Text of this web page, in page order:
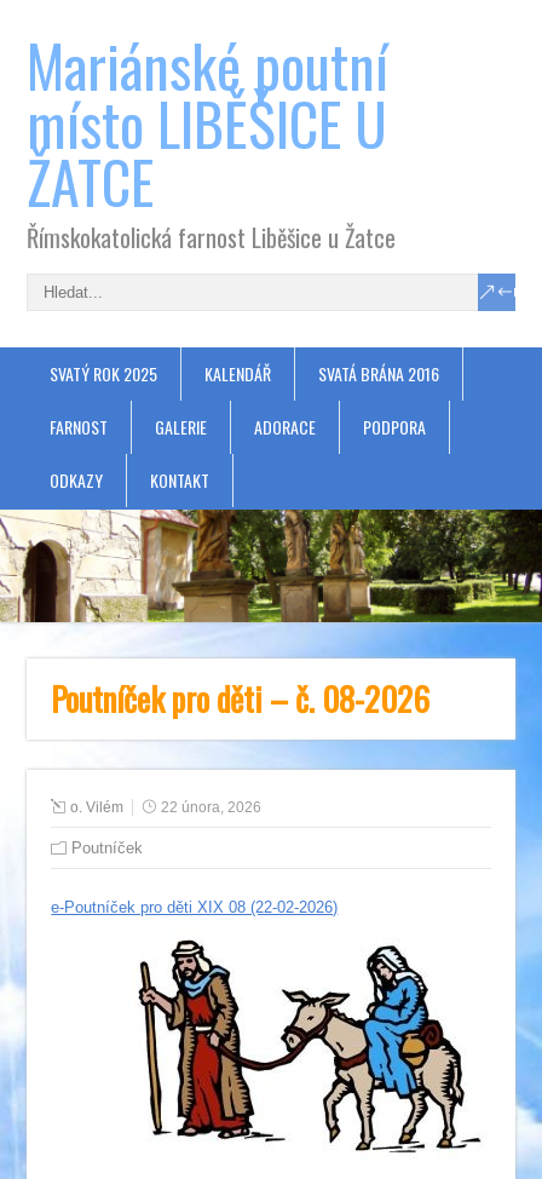
Mariánské poutní
místo LIBĚŠICE U
ŽATCE
Římskokatolická farnost Liběšice u Žatce
SVATÝ ROK 2025 KALENDÁŘ SVATÁ BRÁNA 2016
FARNOST GALERIE ADORACE PODPORA
ODKAZY KONTAKT
Poutníček pro děti – č. 08-2026
o. Vilém 22 února, 2026
Poutníček
e-Poutníček pro děti XIX 08 (22-02-2026)